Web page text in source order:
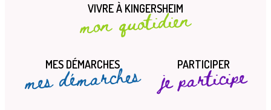
VIVRE À KINGERSHEIM
mon quotidien
MES DÉMARCHES
mes démarches PARTICIPER
je participe